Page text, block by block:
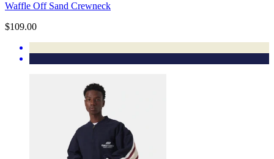
Waffle Off Sand Crewneck
$109.00